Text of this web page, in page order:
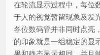
在轮流显示过程中，每位
于人的视觉暂留现象及发
各位数码管并非同时点亮
的印象就是一组稳定的显